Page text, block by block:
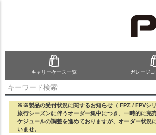
キャリーケース一覧 ガレージ
※※製品の受付状況に関するお知らせ（ FPZ / FPVシリ
旅行シーズンに伴うオーダー集中につき、一時的に完
ケジュールの調整を進めておりますが、オーダー状況
いませ。